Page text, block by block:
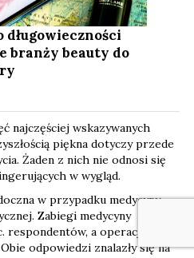
długowieczności
branży beauty do
najczęściej wskazywanych
piękna dotyczy przede
Żaden z nich nie odnosi się
w wygląd.
w przypadku medycyny
Zabiegi medycyny
respondentów, a operacje
odpowiedzi znalazły się na